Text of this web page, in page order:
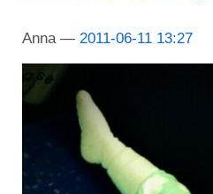
Anna 2011-06-11 13:27